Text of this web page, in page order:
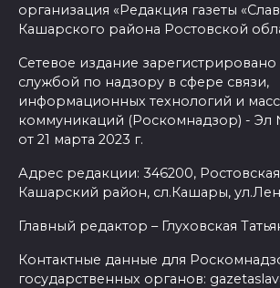
организация «Редакция газеты
Кашарского района Ростовской
Сетевое издание
службой по надзору в сфере связи,
информационных технологий и
коммуникаций (Роскомнадзор) -
от 21 марта 2023 г.
Адрес редакции: 346200,
Кашарский район, сл.Кашары,
Главный редактор – Глуховская
Контактные данные для
государственных органов: